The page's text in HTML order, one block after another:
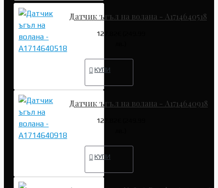
Датчик ъгъл на волана - A1714640518
127.82€ (249.99
КУПИ
Датчик ъгъл на волана - A1714640918
127.82€ (249.99
КУПИ